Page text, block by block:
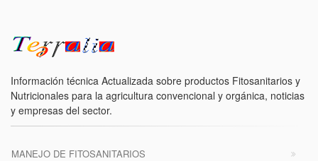
Información técnica Actualizada sobre productos Fitosanitarios y
Nutricionales para la agricultura convencional y orgánica, noticias
y empresas del sector.
MANEJO DE FITOSANITARIOS